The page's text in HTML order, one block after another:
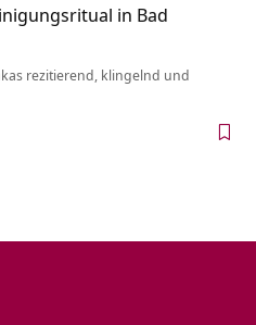
in Bad
rezitierend, klingelnd und